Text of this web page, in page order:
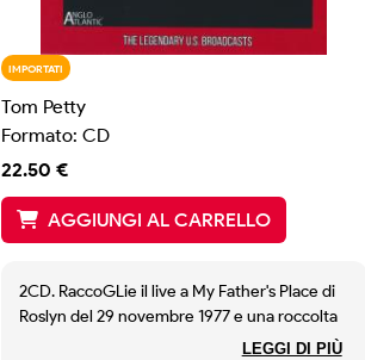
IMPORTATI
Tom Petty
Formato: CD
22.50 €
AGGIUNGI AL CARRELLO
2CD. RaccoGLie il live a My Father's Place di
Roslyn del 29 novembre 1977 e una roccolta
delle migliori esibizioni radiofoniche.LEGGI DI PIÙ